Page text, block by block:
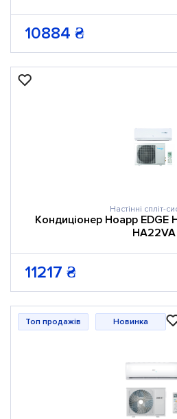
10884 ₴
Настінні спліт-
Кондиціонер Hoapp EDGE
HA22VA
11217 ₴
Топ продажів Новинка